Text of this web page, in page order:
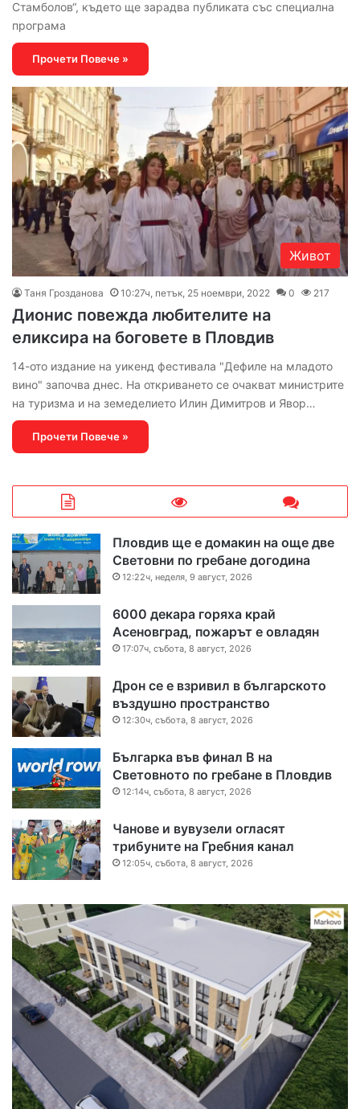
Стамболов“, където ще зарадва публиката със специална
програма
Прочети Повече »
Живот
Таня Грозданова 10:27ч, петък, 25 ноември, 2022 0 217
Дионис повежда любителите на
еликсира на боговете в Пловдив
14-ото издание на уикенд фестивала "Дефиле на младото
вино" започва днес. На откриването се очакват министрите
на туризма и на земеделието Илин Димитров и Явор…
Прочети Повече »
Пловдив ще е домакин на още две
Световни по гребане догодина
12:22ч, неделя, 9 август, 2026
6000 декара горяха край
Асеновград, пожарът е овладян
17:07ч, събота, 8 август, 2026
Дрон се е взривил в българското
въздушно пространство
12:30ч, събота, 8 август, 2026
Българка във финал B на
Световното по гребане в Пловдив
12:14ч, събота, 8 август, 2026
Чанове и вувузели огласят
трибуните на Гребния канал
12:05ч, събота, 8 август, 2026